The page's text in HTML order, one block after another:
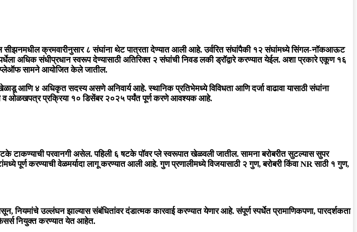
क्रमवारीनुसार ८ संघांना थेट पात्रता देण्यात आली आहे. उर्वरित संघांपैकी १२ संघांमध्ये सिंगल-नॉकआऊट
अधिक संधीप्रधान स्वरूप देण्यासाठी अतिरिक्त २ संघांची निवड लकी ड्रॉद्वारे करण्यात येईल. अशा प्रकारे एकूण १६
प्लेऑफ सामने आयोजित केले जातील.
आणि ४ अधिकृत सदस्य असणे अनिवार्य आहे. स्थानिक प्रतिभेमध्ये विविधता आणि दर्जा वाढावा यासाठी संघांना
व ओळखपत्र प्रक्रिया १० डिसेंबर २०२५ पर्यंत पूर्ण करणे आवश्यक आहे.
टाकण्याची परवानगी असेल. पहिली ६ षटके पॉवर प्ले स्वरूपात खेळवली जातील. सामना बरोबरीत सुटल्यास सुपर
करण्याची वेळमर्यादा लागू करण्यात आली आहे. गुण प्रणालीमध्ये विजयासाठी २ गुण, बरोबरी किंवा NR साठी १ गुण,
उल्लंघन झाल्यास संबंधितांवर दंडात्मक कारवाई करण्यात येणार आहे. संपूर्ण स्पर्धेत प्रामाणिकपणा, पारदर्शकता
नियुक्त करण्यात येत आहेत.